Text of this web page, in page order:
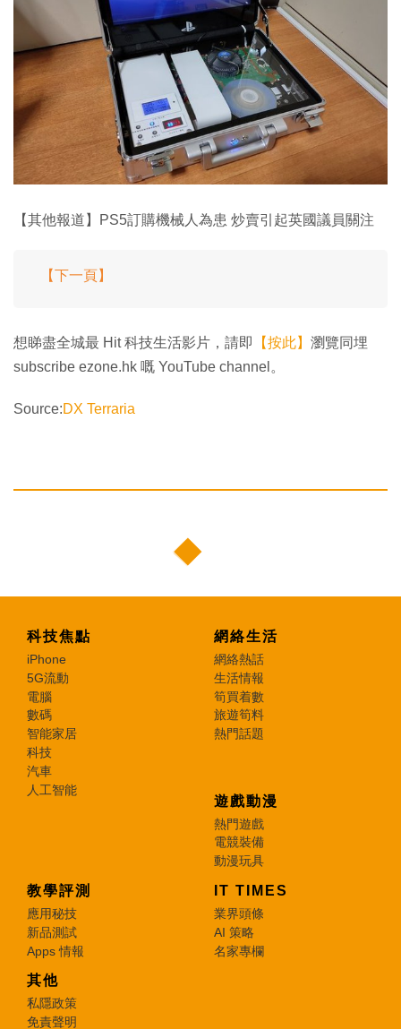
【其他報道】PS5訂購機械人為患 炒賣引起英國議員關注
【下一頁】
想睇盡全城最 Hit 科技生活影片，請即 【按此】 瀏覽同埋
subscribe ezone.hk 嘅 YouTube channel。
Source:DX Terraria
科技焦點
iPhone
5G流動
電腦
數碼
智能家居
科技
汽車
人工智能
網絡生活
網絡熱話
生活情報
筍買着數
旅遊筍料
熱門話題
遊戲動漫
熱門遊戲
電競裝備
動漫玩具
教學評測
應用秘技
新品測試
Apps 情報
IT TIMES
業界頭條
AI 策略
名家專欄
其他
私隱政策
免責聲明